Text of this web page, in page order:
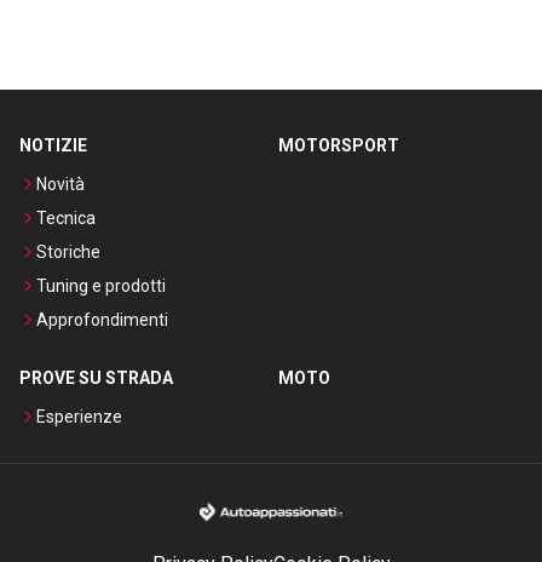
NOTIZIE
Novità
Tecnica
Storiche
Tuning e prodotti
Approfondimenti
MOTORSPORT
PROVE SU STRADA
Esperienze
MOTO